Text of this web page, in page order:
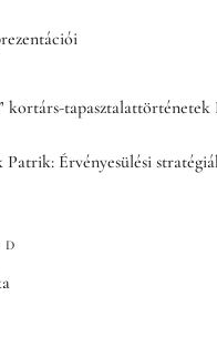
kortárs-
Érvényesülési